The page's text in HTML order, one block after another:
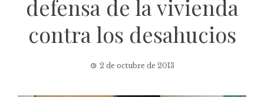
defensa de la vivienda
contra los desahucios
2 de octubre de 2013